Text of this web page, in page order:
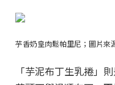
芋香奶皇肉鬆帕里尼；圖片來
「芋泥布丁生乳捲」